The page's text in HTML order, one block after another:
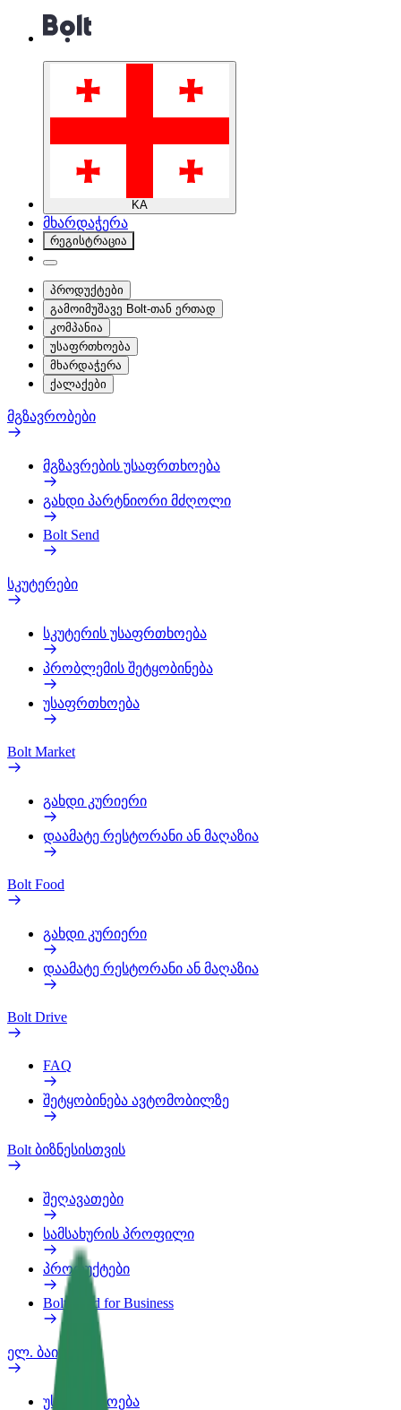
KA
მხარდაჭერა
რეგისტრაცია
პროდუქტები
გამოიმუშავე Bolt-თან ერთად
კომპანია
უსაფრთხოება
მხარდაჭერა
ქალაქები
მგზავრობები
მგზავრების უსაფრთხოება
გახდი პარტნიორი მძღოლი
Bolt Send
სკუტერები
სკუტერის უსაფრთხოება
პრობლემის შეტყობინება
უსაფრთხოება
Bolt Market
გახდი კურიერი
დაამატე რესტორანი ან მაღაზია
Bolt Food
გახდი კურიერი
დაამატე რესტორანი ან მაღაზია
Bolt Drive
FAQ
შეტყობინება ავტომობილზე
Bolt ბიზნესისთვის
შეღავათები
სამსახურის პროფილი
პროდუქტები
Bolt Food for Business
ელ. ბაიკი
უსაფრთხოება